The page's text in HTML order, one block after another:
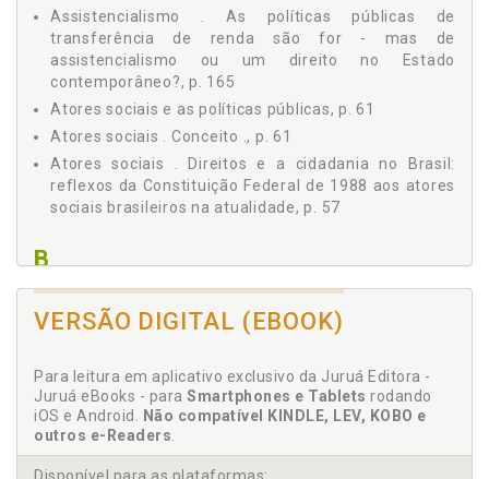
157
4.2 Mudanças que as políticas públicas de transferência
de renda efetivaram e como reconfiguraram o Estado
contemporâneo brasileiro, p. 161
4.3 As políticas públicas de transferência de renda são
formas de assistencialismo ou um direito no Estado
contemporâ neo?, p. 165
4.4 Participação política e os movimentos sociais como
viabilizadores da cidadania: uma possível solução., p. 168
REFERÊNCIAS ., p. 187
Assistencialismo . As políticas públicas de
transferência de renda são for - mas de
assistencialismo ou um direito no Estado
contemporâneo?, p. 165
Atores sociais e as políticas públicas, p. 61
Atores sociais . Conceito ., p. 61
Atores sociais . Direitos e a cidadania no Brasil:
reflexos da Constituição Federal de 1988 aos atores
sociais brasileiros na atualidade, p. 57
B
Bolsa Família ., p. 151
Cidadania no Brasil ., p. 52
Cidadania . Direitos e a cidadania no Brasil: refl exos
da Constituição Fede - ral de 1988 aos atores sociais
brasileiros na atualidade, p. 57
VERSÃO DIGITAL (EBOOK)
Para leitura em aplicativo exclusivo da Juruá Editora -
Juruá eBooks - para Smartphones e Tablets rodando
iOS e Android. Não compatível KINDLE, LEV, KOBO e
outros e-Readers.